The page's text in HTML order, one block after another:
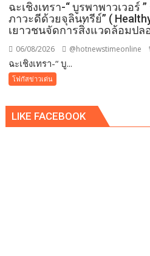
ฉะเชิงเทรา-​“ บูรพาพาวเวอร์
ภาวะดีด้วยจุลินทรีย์” (
เยาวชนจัดการสิ่งแวดล้อมป
06/08/2026 @hotnewstimeonline
ฉะเชิงเทรา-​“ บู...
โฟกัสข่าวเด่น
LIKE FACEBOOK